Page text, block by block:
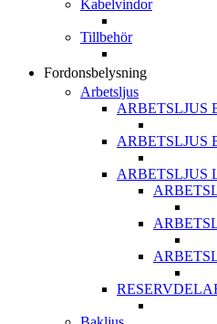
Kabelvindor
Tillbehör
Fordonsbelysning
Arbetsljus
ARBETSLJUS
ARBETSLJUS
ARBETSLJUS